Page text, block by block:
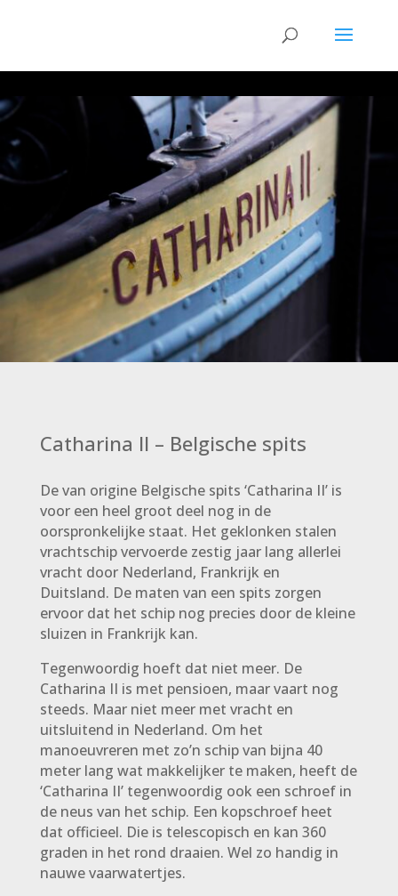
Catharina II – Belgische spits
De van origine Belgische spits ‘Catharina II’ is
voor een heel groot deel nog in de
oorspronkelijke staat. Het geklonken stalen
vrachtschip vervoerde zestig jaar lang allerlei
vracht door Nederland, Frankrijk en
Duitsland. De maten van een spits zorgen
ervoor dat het schip nog precies door de kleine
sluizen in Frankrijk kan.
Tegenwoordig hoeft dat niet meer. De
Catharina II is met pensioen, maar vaart nog
steeds. Maar niet meer met vracht en
uitsluitend in Nederland. Om het
manoeuvreren met zo’n schip van bijna 40
meter lang wat makkelijker te maken, heeft de
‘Catharina II’ tegenwoordig ook een schroef in
de neus van het schip. Een kopschroef heet
dat officieel. Die is telescopisch en kan 360
graden in het rond draaien. Wel zo handig in
nauwe vaarwatertjes.